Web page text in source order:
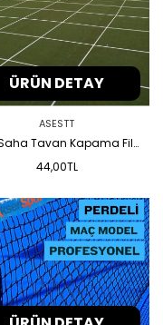
ASESTT
Halı Saha Tavan Kapama Filesi
44,00TL
ÜRÜN DETAY